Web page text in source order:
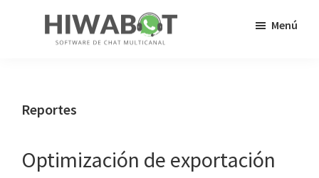
principal
ya
¡ahora
Menú
Reportes
Optimización de exportación